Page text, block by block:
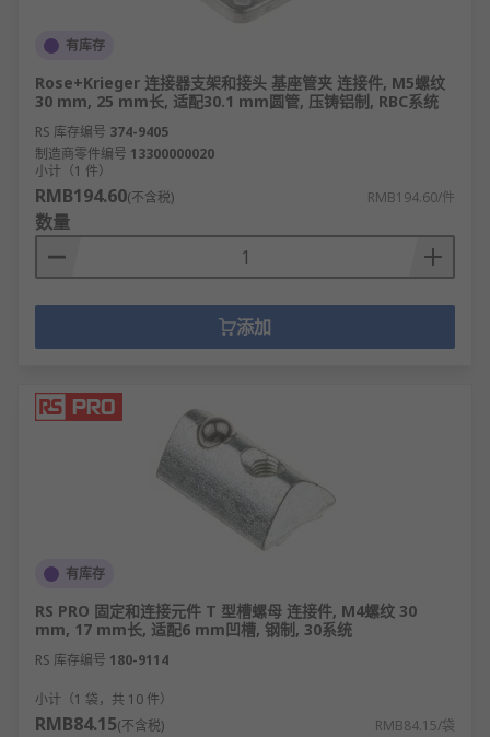
色、结构组件尺寸， 以及固定件，例如
欧时供应多款结构体系,连接件,现货库存当日发货.
进入rs官网查看结构体系,连接件价格,图片,产品参数,
库存。
有库存
Rose+Krieger 连接器支架和接头 基座管夹 连接件, M5螺纹
30 mm, 25 mm长, 适配30.1 mm圆管, 压铸铝制, RBC系统
RS 库存编号 374-9405
制造商零件编号 13300000020
小计（1 件）
RMB194.60(不含税) RMB194.60/件
数量
添加
有库存
RS PRO 固定和连接元件 T 型槽螺母 连接件, M4螺纹 30
mm, 17 mm长, 适配6 mm凹槽, 钢制, 30系统
RS 库存编号 180-9114
小计（1 袋，共 10 件）
RMB84.15(不含税) RMB84.15/袋